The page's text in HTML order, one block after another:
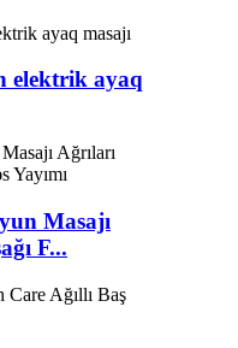
elektrik ayaq
Masajı
F...